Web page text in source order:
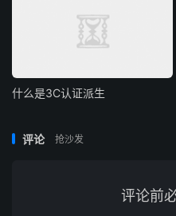
什么是3C认证派生
评论 抢沙发
评论前